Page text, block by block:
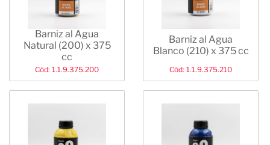
Barniz al Agua
Natural (200) x 375
cc
Cód: 1.1.9.375.200
Barniz al Agua
Blanco (210) x 375 cc
Cód: 1.1.9.375.210